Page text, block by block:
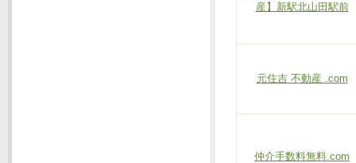
産】新駅北山田駅前
元住吉 不動産 .com
仲介手数料無料.com